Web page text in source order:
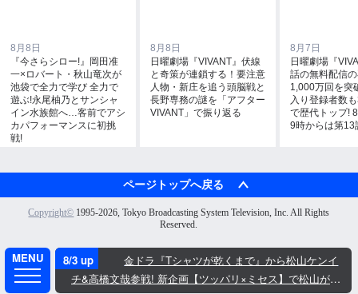
8月8日
『今さらシロー!』岡田准
一×ロバート・秋山竜次が
池袋で全力で学び 全力で
遊ぶ!永尾柚乃とサンシャ
イン水族館へ…客前でアシ
カパフォーマンスに初挑
戦!
8月8日
日曜劇場『VIVANT』伏線
と奇策が連鎖する！要注意
人物・新庄を追う頭脳戦と
長野専務の謎を「アフター
VIVANT」で振り返る
8月7日
日曜劇場『
話の無料配信
1,000万回を突
入り登録者数
で歴代トップ!
9時からは第13
ページトップへ戻る
検索
トップ
番組ジャンル
ドラマ・映画
バラエティ・音楽
報道・情報・ドキュメンタリー
アナウンサー
SDGs
TBS EduTainment
Copyright© 1995-2026, Tokyo Broadcasting System Television, Inc. All Rights
Reserved.
8/3 up
金ドラ『Tシャツが乾くまで』から松山ケンイ
チ&高橋文哉参戦! 新企画【ツッパリ×ミセス】で松山がミ